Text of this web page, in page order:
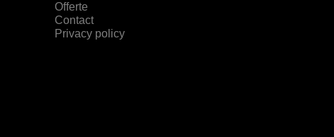
Offerte
Contact
Privacy policy